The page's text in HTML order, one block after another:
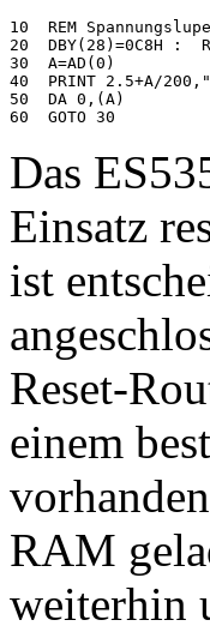
10  REM
20  DBY(28)=0C8H :
30  A=AD(0)
40  PRINT 2.5+A/
50  DA 0,(A)
Das
Einsatz
ist
Reset-
einem
RAM
weiterhin